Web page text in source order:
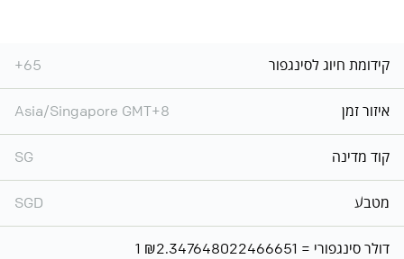
קידומת חיוג לסינגפור +65
איזור זמן Asia/Singapore GMT+8
קוד מדינה SG
מטבע SGD
1 דולר סינגפורי = ₪2.347648022466651